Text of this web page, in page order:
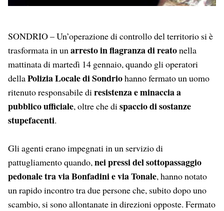
SONDRIO – Un’operazione di controllo del territorio si è
trasformata in unarresto in flagranza di reatonella
mattinata di martedì 14 gennaio, quando gli operatori
dellaPolizia Locale di Sondriohanno fermato un uomo
ritenuto responsabile diresistenza e minaccia a
pubblico ufficiale, oltre che dispaccio di sostanze
stupefacenti.
Gli agenti erano impegnati in un servizio di
pattugliamento quando,nei pressi del sottopassaggio
pedonale tra via Bonfadini e via Tonale, hanno notato
un rapido incontro tra due persone che, subito dopo uno
scambio, si sono allontanate in direzioni opposte. Fermato